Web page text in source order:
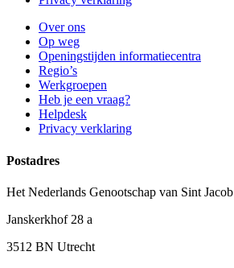
Over ons
Op weg
Openingstijden informatiecentra
Regio’s
Werkgroepen
Heb je een vraag?
Helpdesk
Privacy verklaring
Postadres
Het Nederlands Genootschap van Sint Jacob
Janskerkhof 28 a
3512 BN Utrecht